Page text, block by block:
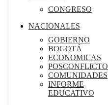
CONGRESO
NACIONALES
GOBIERNO
BOGOTÁ
ECONOMICAS
POSCONFLICTO
COMUNIDADES
INFORME
EDUCATIVO